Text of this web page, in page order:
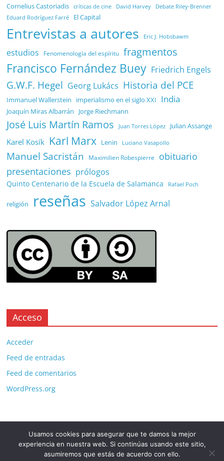
Cornelius Castoriadis críticas de cine David Harvey Debate Riley-Brenner
Eduard Rodríguez Farré El Capital
Entrevistas a autores Eric J. Hobsbawm
estudios Fenomenología del espíritu fragmentos
Francisco Fernández Buey Friedrich Engels
G.W.F. Hegel Georg Lukács Historia del PCE
Immanuel Wallerstein imperialismo en el siglo XXI India
Joaquín Miras Albarrán Jorge Riechmann
José Luis Martín Ramos Juan Torres López Julian Assange
Karel Kosík Karl Marx Lenin Luciano Vasapollo
Manuel Sacristán Maximilien Robespierre
obituario
presentaciones prólogos
Quinto Centenario de la Escuela de Salamanca Rafael Poch
religión reseñas Salvador López Arnal
Acceso
Acceder
Feed de entradas
Feed de comentarios
WordPress.org
Copyright © 2026 . All rights reserved.
ColorMag Pro by ThemeGrill. Powered byWordPress.
Usamos cookies para asegurar que te damos la mejor
experiencia en nuestra web. Si continúas usando este sitio,
asumiremos que estás de acuerdo con ello.